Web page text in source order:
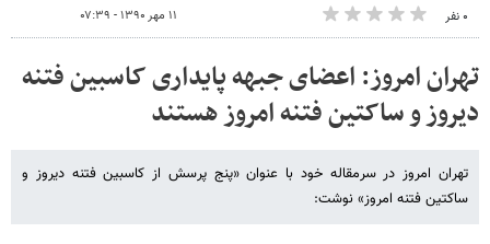
۰ نفر ۱۱ مهر ۱۳۹۰ - ۰۷:۳۹
تهران امروز: اعضای جبهه پایداری کاسبین فتنه
دیروز و ساکتین فتنه امروز هستند
تهران امروز در سرمقاله خود با عنوان «پنج پرسش از کاسبین فتنه دیروز و
ساکتین فتنه امروز» نوشت: